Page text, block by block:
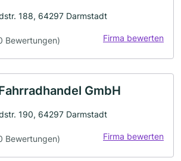
188, 64297 Darmstadt
Bewertungen) Firma bewerten
GmbH
190, 64297 Darmstadt
Bewertungen) Firma bewerten